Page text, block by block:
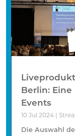
Berlin:
Events
10 Jul 2024 |
Die Auswahl